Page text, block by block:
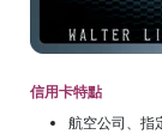
信用卡特點
航空公司、指